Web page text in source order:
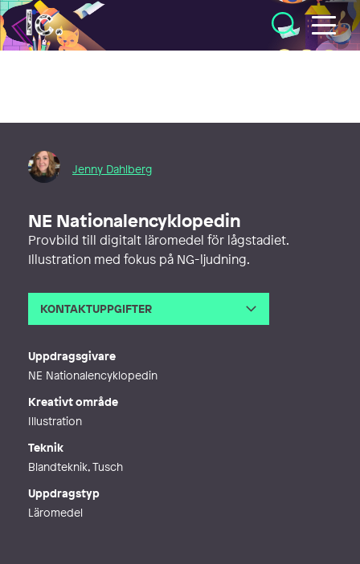
Illustratörcentrum
Jenny Dahlberg
NE Nationalencyklopedin
Provbild till digitalt läromedel för lågstadiet.
Illustration med fokus på NG-ljudning.
KONTAKTUPPGIFTER
Uppdragsgivare
NE Nationalencyklopedin
Kreativt område
Illustration
Teknik
Blandteknik, Tusch
Uppdragstyp
Läromedel